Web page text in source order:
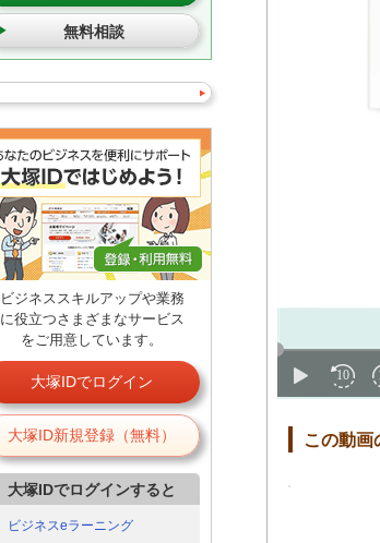
この動画
無料相談
ビジネススキルアップや業務
に役立つさまざまなサービス
をご用意しています。
大塚IDでログイン
大塚ID新規登録（無料）
大塚IDでログインすると
ビジネスeラーニング